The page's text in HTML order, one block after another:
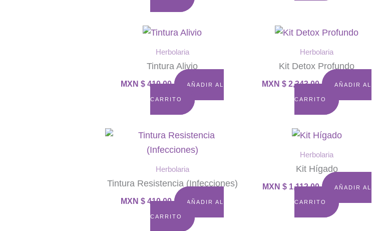
Herbolaria
Tintura Alivio
MXN $ 410.00 AÑADIR AL
CARRITO
Herbolaria
Kit Detox Profundo
MXN $ 2,343.00 AÑADIR AL
CARRITO
Herbolaria
Tintura Resistencia (Infecciones)
MXN $ 410.00 AÑADIR AL
CARRITO
Herbolaria
Kit Hígado
MXN $1,112.00 AÑADIR AL
CARRITO